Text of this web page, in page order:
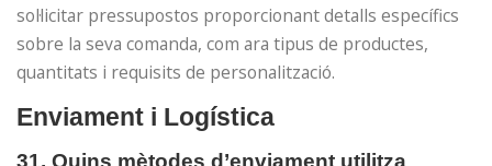
sol·licitar pressupostos proporcionant detalls específics
sobre la seva comanda, com ara tipus de productes,
quantitats i requisits de personalització.
Enviament i Logística
31. Quins mètodes d’enviament utilitza